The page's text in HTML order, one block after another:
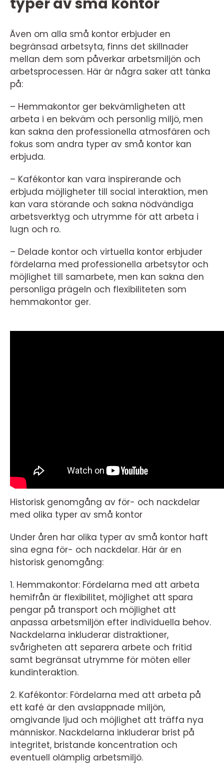
Även om alla små kontor erbjuder en
begränsad arbetsyta, finns det skillnader
mellan dem som påverkar arbetsmiljön och
arbetsprocessen. Här är några saker att tänka
på:
– Hemmakontor ger bekvämligheten att
arbeta i en bekväm och personlig miljö, men
kan sakna den professionella atmosfären och
fokus som andra typer av små kontor kan
erbjuda.
– Kafékontor kan vara inspirerande och
erbjuda möjligheter till social interaktion, men
kan vara störande och sakna nödvändiga
arbetsverktyg och utrymme för att arbeta i
lugn och ro.
– Delade kontor och virtuella kontor erbjuder
fördelarna med professionella arbetsytor och
möjlighet till samarbete, men kan sakna den
personliga prägeln och flexibiliteten som
hemmakontor ger.
Historisk genomgång av för- och nackdelar
med olika typer av små kontor
Under åren har olika typer av små kontor haft
sina egna för- och nackdelar. Här är en
historisk genomgång:
1. Hemmakontor: Fördelarna med att arbeta
hemifrån är flexibilitet, möjlighet att spara
pengar på transport och möjlighet att
anpassa arbetsmiljön efter individuella behov.
Nackdelarna inkluderar distraktioner,
svårigheten att separera arbete och fritid
samt begränsat utrymme för möten eller
kundinteraktion.
2. Kafékontor: Fördelarna med att arbeta på
ett kafé är den avslappnade miljön,
omgivande ljud och möjlighet att träffa nya
människor. Nackdelarna inkluderar brist på
integritet, bristande koncentration och
eventuell olämplig arbetsmiljö.